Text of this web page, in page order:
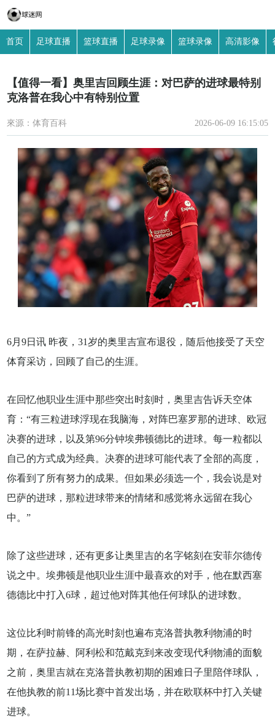
首页 足球直播 篮球直播 足球录像 篮球录像 高清影像
【值得一看】奥里吉回顾生涯：对巴萨的进球最特别
克洛普在我心中有特别位置
來源：体育百科 2026-06-09 16:15:05
6月9日讯 昨夜，31岁的奥里吉宣布退役，随后他接受了天空
体育采访，回顾了自己的生涯。
在回忆他职业生涯中那些突出时刻时，奥里吉告诉天空体
育：“有三粒进球浮现在我脑海，对阵巴塞罗那的进球、欧冠
决赛的进球，以及第96分钟埃弗顿德比的进球。每一粒都以
自己的方式成为经典。决赛的进球可能代表了全部的高度，
你看到了所有努力的成果。但如果必须选一个，我会说是对
巴萨的进球，那粒进球带来的情绪和感觉将永远留在我心
中。”
除了这些进球，还有更多让奥里吉的名字铭刻在安菲尔德传
说之中。埃弗顿是他职业生涯中最喜欢的对手，他在默西塞
德德比中打入6球，超过他对阵其他任何球队的进球数。
这位比利时前锋的高光时刻也遍布克洛普执教利物浦的时
期，在萨拉赫、阿利松和范戴克到来改变现代利物浦的面貌
之前，奥里吉就在克洛普执教初期的困难日子里陪伴球队，
在他执教的前11场比赛中首发出场，并在欧联杯中打入关键
进球。